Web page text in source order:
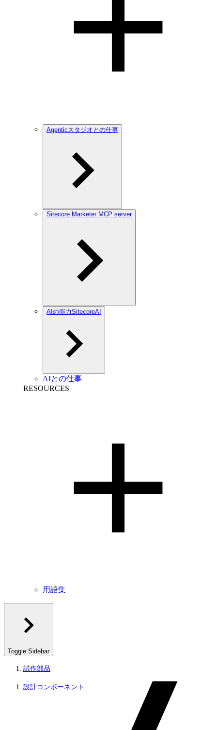
Agenticスタジオとの仕事
Sitecore Marketer MCP server
AIの能力SitecoreAI
AIとの仕事
RESOURCES
用語集
Toggle Sidebar
試作部品
設計コンポーネント